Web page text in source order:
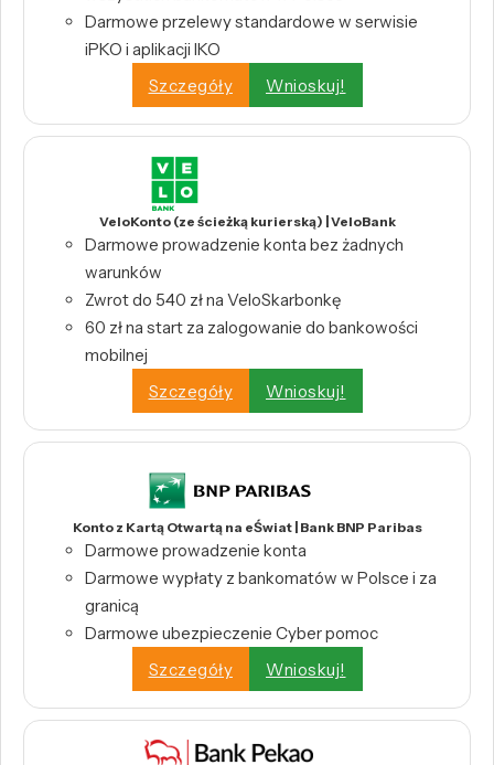
Darmowe przelewy standardowe w serwisie
iPKO i aplikacji IKO
Szczegóły
Wnioskuj!
VeloKonto (ze ścieżką kurierską) | VeloBank
Darmowe prowadzenie konta bez żadnych
warunków
Zwrot do 540 zł na VeloSkarbonkę
60 zł na start za zalogowanie do bankowości
mobilnej
Szczegóły
Wnioskuj!
Konto z Kartą Otwartą na eŚwiat | Bank BNP Paribas
Darmowe prowadzenie konta
Darmowe wypłaty z bankomatów w Polsce i za
granicą
Darmowe ubezpieczenie Cyber pomoc
Szczegóły
Wnioskuj!